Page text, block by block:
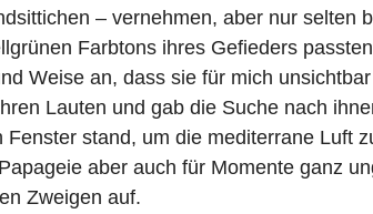
– vernehmen, aber nur selten
Farbtons ihres Gefieders
Weise an, dass sie für mich
Lauten und gab die Suche nach
Fenster stand, um die mediterrane Luft
aber auch für Momente ganz
Zweigen auf.